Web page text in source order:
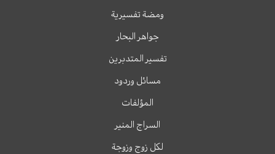
ومضة تفسيرية
جواهر البحار
تفسير المتدبرين
مسائل وردود
المؤلفات
السراج المنير
لكل زوج وزوجة